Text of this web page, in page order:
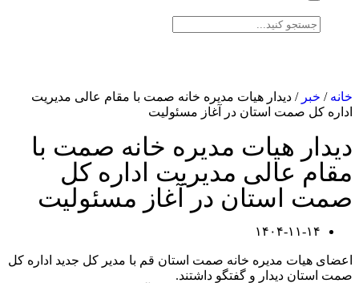
خانه / خبر / دیدار هیات مدیره خانه صمت با مقام عالی مدیریت
اداره کل صمت استان در آغاز مسئولیت
دیدار هیات مدیره خانه صمت با
مقام عالی مدیریت اداره کل
صمت استان در آغاز مسئولیت
۱۴۰۴-۱۱-۱۴
اعضای هیات مدیره خانه صمت استان قم با مدیر کل جدید اداره کل
صمت استان دیدار و گفتگو داشتند.